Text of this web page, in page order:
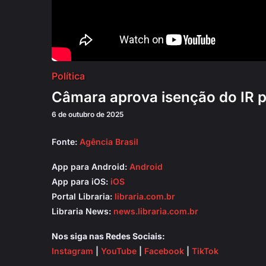
Política
Câmara aprova isenção do IR
6 de outubro de 2025
Fonte: Agência Brasil
App para Android: Android
App para iOS: iOS
Portal Libraria: libraria.com.br
Libraria News: news.libraria.com.br
Nos siga nas Redes Sociais:
Instagram
YouTube Facebook TikTok